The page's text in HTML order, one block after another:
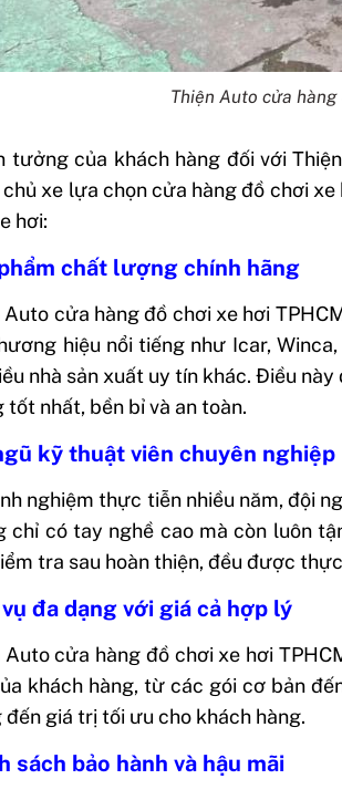
Thiện Auto cửa
tưởng của khách hàng đối với
chủ xe lựa chọn cửa hàng đồ chơi
hơi:
chất lượng chính hãng
Auto cửa hàng đồ chơi xe hơi
hiệu nổi tiếng như Icar,
nhà sản xuất uy tín khác. Điều
tốt nhất, bền bỉ và an toàn.
kỹ thuật viên chuyên nghiệp
nghiệm thực tiễn nhiều năm, đội
chỉ có tay nghề cao mà còn luôn
tra sau hoàn thiện, đều được
đa dạng với giá cả hợp lý
Auto cửa hàng đồ chơi xe hơi
khách hàng, từ các gói cơ bản
đến giá trị tối ưu cho khách hàng.
sách bảo hành và hậu mãi